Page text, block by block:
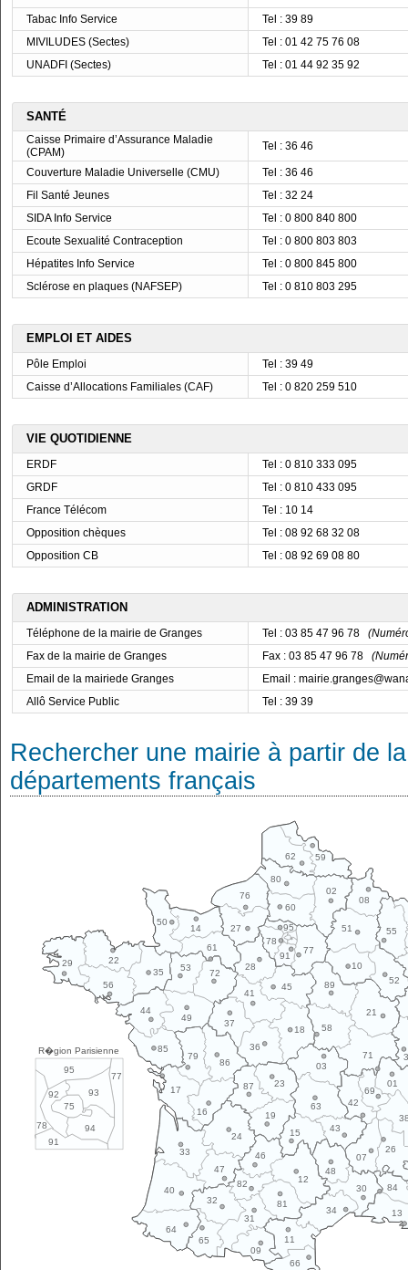
Tabac Info Service
Tel : 39 89
MIVILUDES (Sectes)
Tel : 01 42 75 76 08
UNADFI (Sectes)
Tel : 01 44 92 35 92
SANTÉ
Caisse Primaire d’Assurance Maladie
(CPAM)
Tel : 36 46
Couverture Maladie Universelle (CMU)
Tel : 36 46
Fil Santé Jeunes
Tel : 32 24
SIDA Info Service
Tel : 0 800 840 800
Ecoute Sexualité Contraception
Tel : 0 800 803 803
Hépatites Info Service
Tel : 0 800 845 800
Sclérose en plaques (NAFSEP)
Tel : 0 810 803 295
EMPLOI ET AIDES
Pôle Emploi
Tel : 39 49
Caisse d’Allocations Familiales (CAF)
Tel : 0 820 259 510
VIE QUOTIDIENNE
ERDF
Tel : 0 810 333 095
GRDF
Tel : 0 810 433 095
France Télécom
Tel : 10 14
Opposition chèques
Tel : 08 92 68 32 08
Opposition CB
Tel : 08 92 69 08 80
ADMINISTRATION
Téléphone de la mairie de Granges Tel : 03 85 47 96 78
Fax de la mairie de Granges
Fax : 03 85 47 96 78
Email de la mairiede Granges
Email :
Allô Service Public
Tel : 39 39
Rechercher une mairie à partir de
départements français
R�gion Parisienne
77
78
91
95
93
75
94
92
10
11
12
13
14
15
16
17
18
19
21
22
23
24
26
27
28
29
30
31
32
33
34
35
36
37
40
41
42
43
44
45
46
47
48
49
50
51
52
53
55
56
58
59
60
61
62
63
64
65
66
69
01
02
03
07
08
09
71
72
76
77
78
79
80
81
82 84
85
86
87
89
91
95